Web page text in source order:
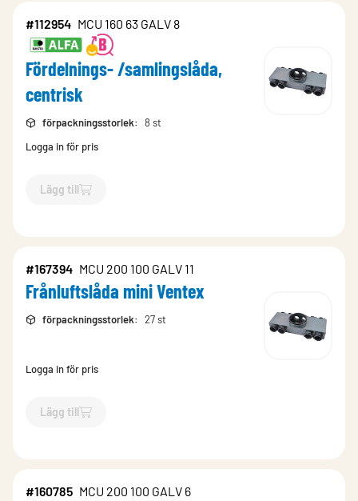
#112954 MCU 160 63 GALV 8
Fördelnings- /samlingslåda,
centrisk
förpackningsstorlek:
8 st
Logga in för pris
Lägg till
`$Lägg till
#167394 MCU 200 100 GALV 11
Frånluftslåda mini Ventex
förpackningsstorlek: 27 st
Logga in för pris
Lägg till
`$Lägg till
#160785 MCU 200 100 GALV 6